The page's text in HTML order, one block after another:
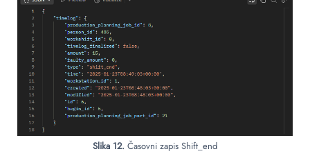
Slika 12. Časovni zapis Shift_end